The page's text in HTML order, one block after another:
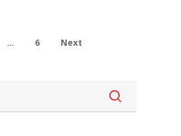
… 6 Next